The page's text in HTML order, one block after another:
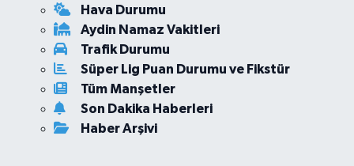
Hava Durumu
Aydin Namaz Vakitleri
Trafik Durumu
Süper Lig Puan Durumu ve Fikstür
Tüm Manşetler
Son Dakika Haberleri
Haber Arşivi